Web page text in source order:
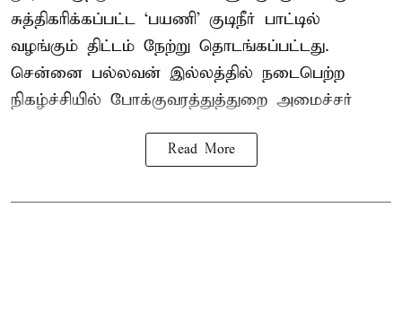
சுத்திகரிக்கப்பட்ட ‘பயணி’ குடிநீர் பாட்டில்
வழங்கும் திட்டம் நேற்று தொடங்கப்பட்டது.
சென்னை பல்லவன் இல்லத்தில் நடைபெற்ற
நிகழ்ச்சியில் போக்குவரத்துத்துறை அமைச்சர்
Read More